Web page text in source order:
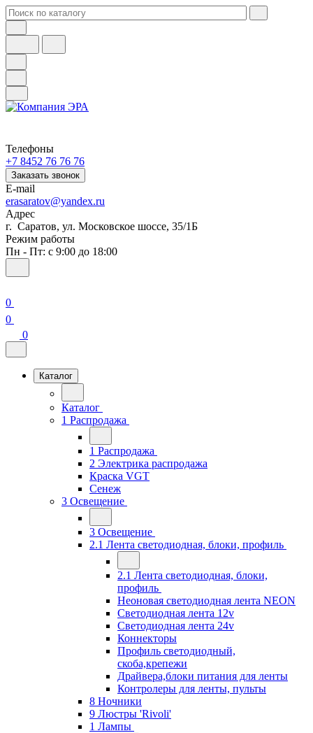
Телефоны
+7 8452 76 76 76
Заказать звонок
E-mail
erasaratov@yandex.ru
Адрес
г. Саратов, ул. Московское шоссе, 35/1Б
Режим работы
Пн - Пт: с 9:00 до 18:00
0
0
0
Каталог
Каталог
1 Распродажа
1 Распродажа
2 Электрика распродажа
Краска VGT
Сенеж
3 Освещение
3 Освещение
2.1 Лента светодиодная, блоки, профиль
2.1 Лента светодиодная, блоки,
профиль
Неоновая светодиодная лента NEON
Светодиодная лента 12v
Светодиодная лента 24v
Коннекторы
Профиль светодиодный,
скоба,крепежи
Драйвера,блоки питания для ленты
Контролеры для ленты, пульты
8 Ночники
9 Люстры 'Rivoli'
1 Лампы